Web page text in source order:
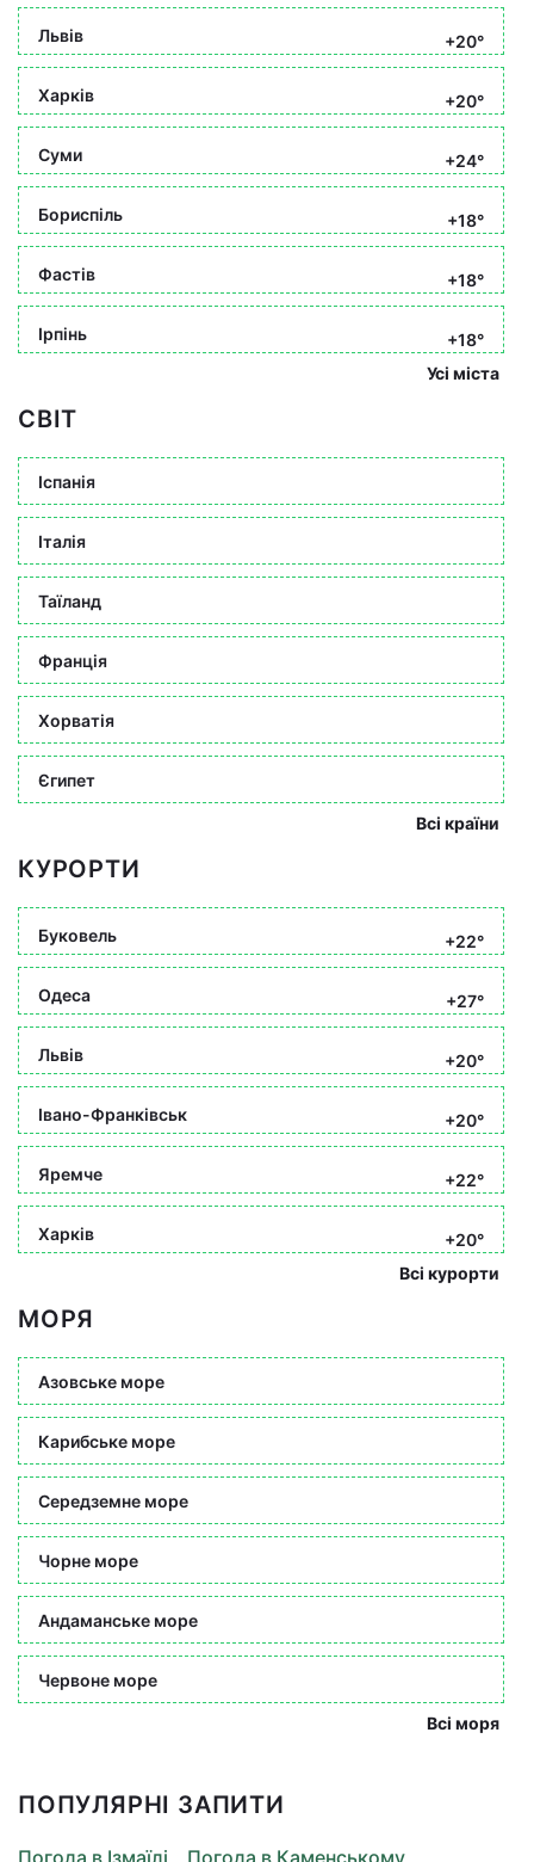
Львів +20°
Харків +20°
Суми +24°
Бориспіль +18°
Фастів +18°
Ірпінь
+18°
Усі міста
СВІТ
Іспанія
Італія
Таїланд
Франція
Хорватія
Єгипет
Всі країни
КУРОРТИ
Буковель +22°
Одеса +27°
Львів +20°
Івано-Франківськ +20°
Яремче +22°
Харків
+20°
Всі курорти
МОРЯ
Азовське море
Карибське море
Середземне море
Чорне море
Андаманське море
Червоне море
Всі моря
ПОПУЛЯРНІ ЗАПИТИ
Погода в Ізмаїлі
Погода в Каменському